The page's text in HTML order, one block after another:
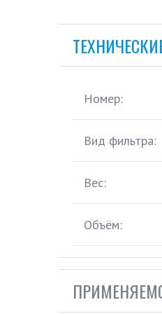
Номер:
Вид фильтра:
Вес:
Объём: